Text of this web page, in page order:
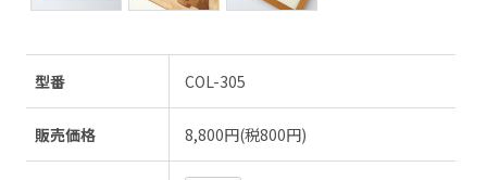
型番 COL-305
販売価格 8,800円(税800円)